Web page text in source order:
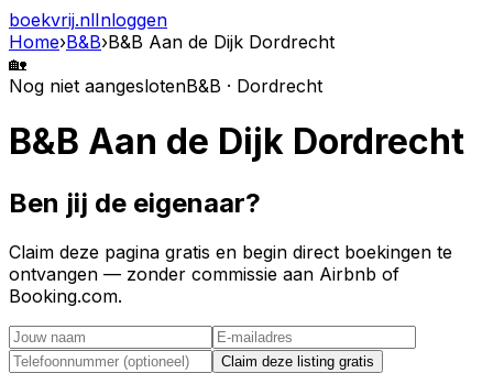
boekvrij.nlInloggen
Home›B&B›B&B Aan de Dijk Dordrecht
🏡
Nog niet aangeslotenB&B · Dordrecht
B&B Aan de Dijk Dordrecht
Ben jij de eigenaar?
Claim deze pagina gratis en begin direct boekingen te
ontvangen — zonder commissie aan Airbnb of
Booking.com.
Claim deze listing gratis